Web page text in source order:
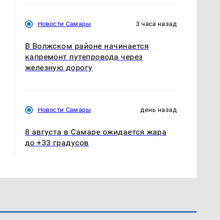
Новости Самары 3 часа назад
В Волжском районе начинается
капремонт путепровода через
железную дорогу
Новости Самары день назад
8 августа в Самаре ожидается жара
до +33 градусов